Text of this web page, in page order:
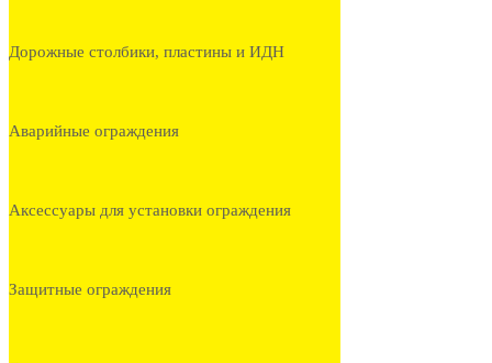
Дорожные столбики, пластины и ИДН
Аварийные ограждения
Аксессуары для установки ограждения
Защитные ограждения